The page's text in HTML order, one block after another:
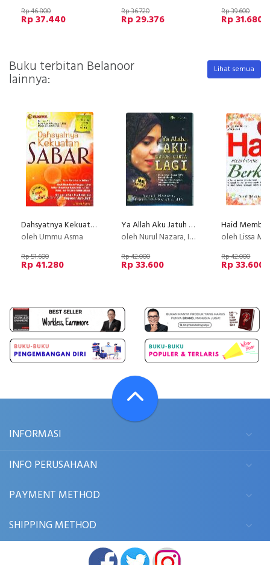
Rp 46.800
Rp 37.440
Rp 36.720
Rp 29.376
Rp 39.600
Rp 31.680
Buku terbitan Belanoor
lainnya:
Lihat semua
Dahsyatnya Kekuatan Sabar
oleh Ummu Asma
Rp 51.600
Rp 41.280
Ya Allah Aku Jatuh Cinta Lagi
oleh Nurul Nazara, Indah Al-Azizhy,dkk
Rp 42.000
Rp 33.600
oleh Lissa
Rp 42.000
Rp 33.600
INFORMASI
INFO PERUSAHAAN
PAYMENT METHOD
SHIPPING METHOD